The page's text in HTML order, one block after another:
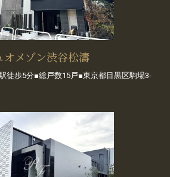
オメゾン渋谷松濤
徒歩5分■総戸数15戸■東京都目黒区駒場3-